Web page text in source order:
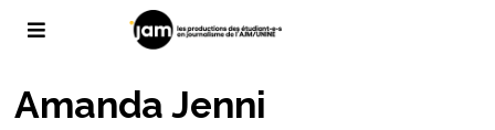
Amanda Jenni